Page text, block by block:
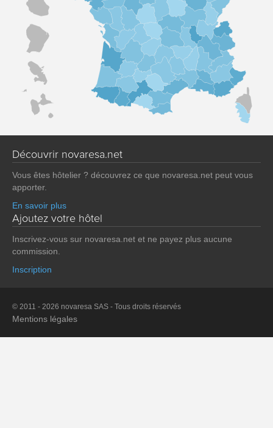
Découvrir novaresa.net
Vous êtes hôtelier ? découvrez ce que novaresa.net peut vous
apporter.
En savoir plus
Ajoutez votre hôtel
Inscrivez-vous sur novaresa.net et ne payez plus aucune
commission.
Inscription
© 2011 - 2026 novaresa SAS - Tous droits réservés
Mentions légales